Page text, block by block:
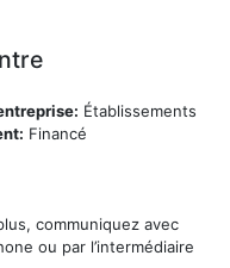
Établissements
Financé
communiquez avec
ou par l’intermédiaire